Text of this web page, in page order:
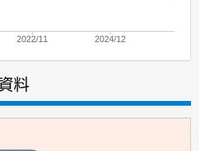
2022/11 2024/12
料